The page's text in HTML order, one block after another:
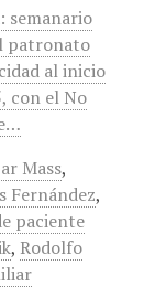
semanario
patronato
al inicio
con el No
Mass,
Fernández,
paciente
, Rodolfo